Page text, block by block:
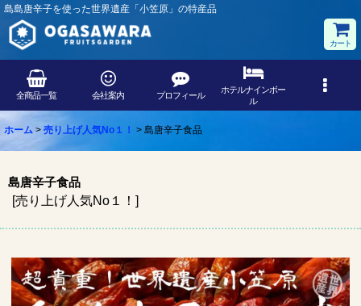
島島唐辛子を使った世界遺産「小笠原」の特産品
カート
全商品一覧 会社案内 プロフィール
ホテルナインボー
ル
ホーム > 売り上げ人気No１！ > 島唐辛子食品
島唐辛子食品
[売り上げ人気No１！ ]